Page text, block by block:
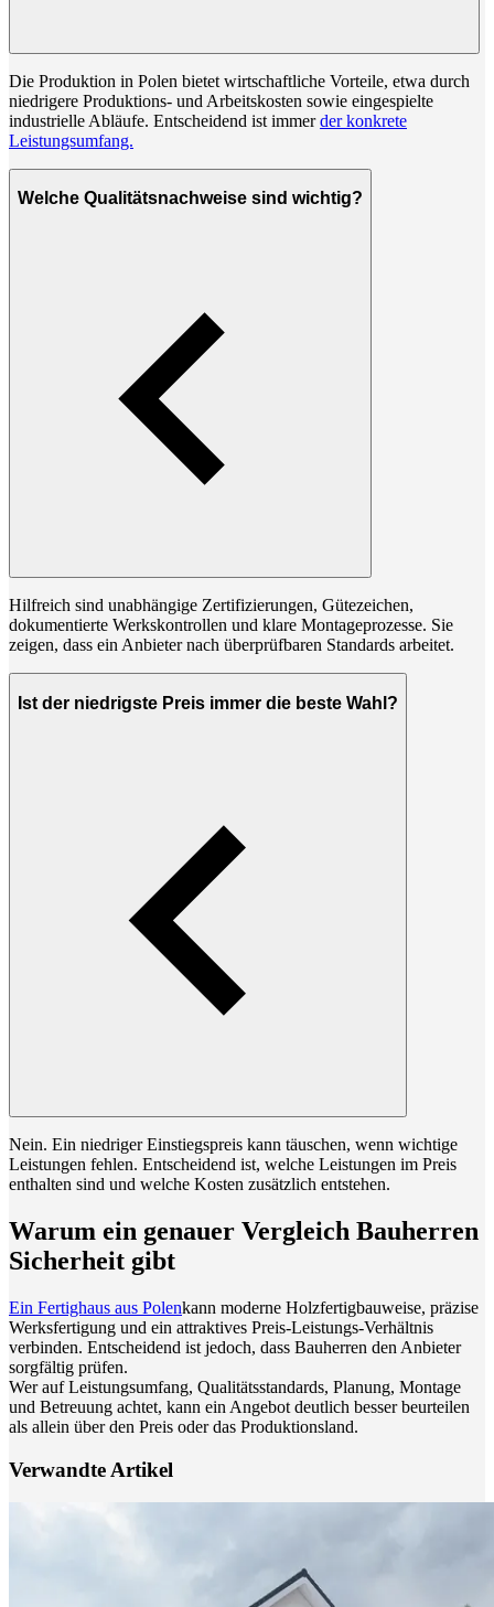
Die Produktion in Polen bietet wirtschaftliche Vorteile, etwa durch
niedrigere Produktions- und Arbeitskosten sowie eingespielte
industrielle Abläufe. Entscheidend ist immerder konkrete
Leistungsumfang.
Welche Qualitätsnachweise sind wichtig?
Hilfreich sind unabhängige Zertifizierungen, Gütezeichen,
dokumentierte Werkskontrollen und klare Montageprozesse. Sie
zeigen, dass ein Anbieter nach überprüfbaren Standards arbeitet.
Ist der niedrigste Preis immer die beste Wahl?
Nein. Ein niedriger Einstiegspreis kann täuschen, wenn wichtige
Leistungen fehlen. Entscheidend ist, welche Leistungen im Preis
enthalten sind und welche Kosten zusätzlich entstehen.
Warum ein genauer Vergleich Bauherren
Sicherheit gibt
Ein Fertighaus aus Polenkann moderne Holzfertigbauweise, präzise
Werksfertigung und ein attraktives Preis-Leistungs-Verhältnis
verbinden. Entscheidend ist jedoch, dass Bauherren den Anbieter
sorgfältig prüfen.
Wer auf Leistungsumfang, Qualitätsstandards, Planung, Montage
und Betreuung achtet, kann ein Angebot deutlich besser beurteilen
als allein über den Preis oder das Produktionsland.
Verwandte Artikel